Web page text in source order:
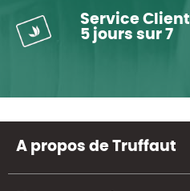
Service Client
5 jours sur 7
A propos de Truffaut